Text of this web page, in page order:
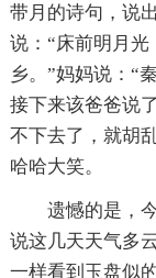
带月的诗句，说
说：“床前明月
乡。”妈妈说：“
接下来该爸爸说
不下去了，就胡
哈哈大笑。
遗憾的是，
说这几天天气多
一样看到玉盘似